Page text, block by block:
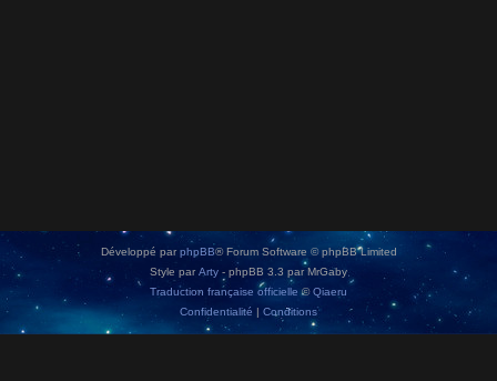
Développé par phpBB® Forum Software © phpBB Limited
Style parArty - phpBB 3.3 par MrGaby
Traduction française officielle ©Qiaeru
Confidentialité | Conditions